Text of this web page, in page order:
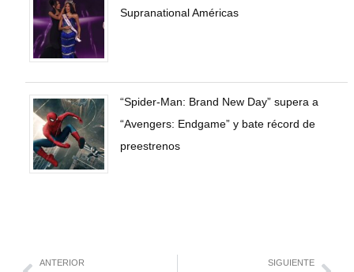
Supranational Américas
“Spider-Man: Brand New Day” supera a
“Avengers: Endgame” y bate récord de
preestrenos
ANTERIOR SIGUIENTE